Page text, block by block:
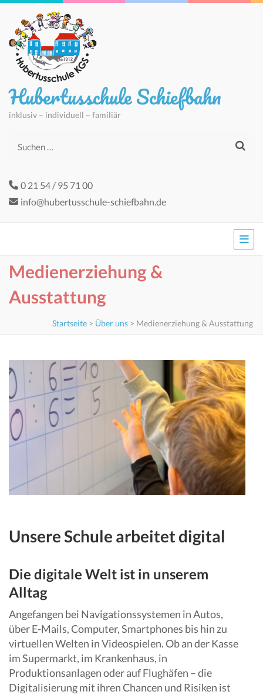
Hubertusschule Schiefbahn
inklusiv – individuell – familiär
Suchen
0 21 54 / 95 71 00
info@hubertusschule-schiefbahn.de
Medienerziehung &
Ausstattung
Startseite > Über uns > Medienerziehung & Ausstattung
Unsere Schule arbeitet digital
Die digitale Welt ist in unserem
Alltag
Angefangen bei Navigationssystemen in Autos,
über E-Mails, Computer, Smartphones bis hin zu
virtuellen Welten in Videospielen. Ob an der Kasse
im Supermarkt, im Krankenhaus, in
Produktionsanlagen oder auf Flughäfen – die
Digitalisierung mit ihren Chancen und Risiken ist